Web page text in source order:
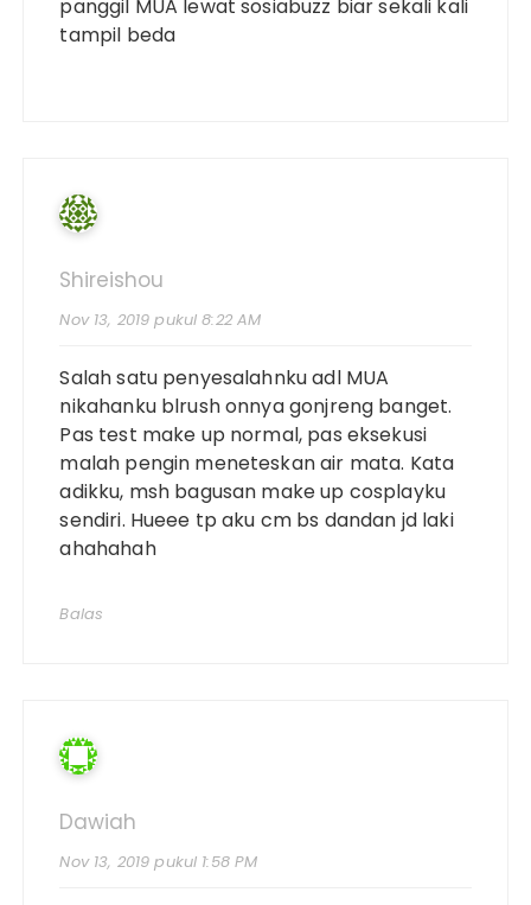
panggil MUA lewat sosiabuzz biar sekali kali
tampil beda
Shireishou
Nov 13, 2019 pukul 8:22 AM
Salah satu penyesalahnku adl MUA
nikahanku blrush onnya gonjreng banget.
Pas test make up normal, pas eksekusi
malah pengin meneteskan air mata. Kata
adikku, msh bagusan make up cosplayku
sendiri. Hueee tp aku cm bs dandan jd laki
ahahahah
Balas
Dawiah
Nov 13, 2019 pukul 1:58 PM